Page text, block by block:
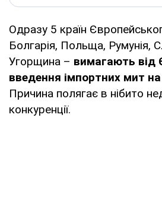
Одразу 5 країн
Болгарія, Польща, Румунія,
Угорщина – вимагають від
введення імпортних мит на
Причина полягає в нібито
конкуренції.